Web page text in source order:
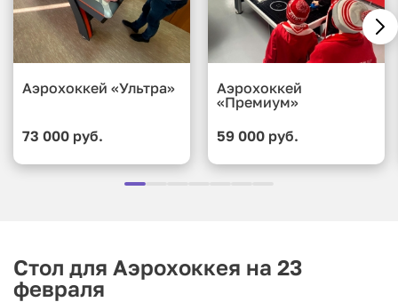
Аэрохоккей «Ультра»
73 000 руб.
Аэрохоккей
«Премиум»
59 000 руб.
Стол для Аэрохоккея на 23
февраля